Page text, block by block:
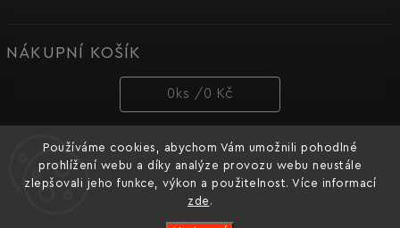
Používáme cookies, abychom Vám umožnili pohodlné
prohlížení webu a díky analýze provozu webu neustále
zlepšovali jeho funkce, výkon a použitelnost. Více informací
zde .
NÁKUPNÍ KOŠÍK
0 ks / 0 Kč
PŘIJÍMÁME ONLINE PLATBY